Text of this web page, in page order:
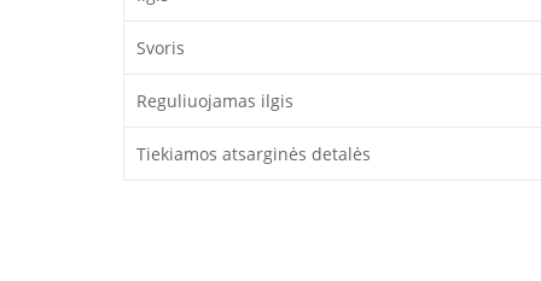
Svoris
Reguliuojamas ilgis
Tiekiamos atsarginės detalės